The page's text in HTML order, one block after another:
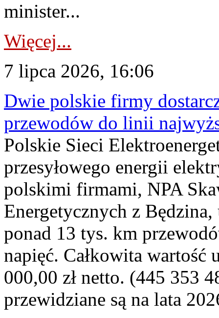
minister...
Więcej...
7 lipca 2026, 16:06
Dwie polskie firmy
przewodów do linii
Polskie Sieci
przesyłowego energii
polskimi firmami, NPA
Energetycznych z
ponad 13 tys. km
napięć. Całkowita
000,00 zł netto. (445 353
przewidziane są na lata